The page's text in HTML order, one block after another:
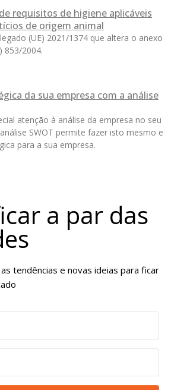
requisitos de higiene aplicáveis
de origem animal
(UE) 2021/1374 que altera o anexo
853/2004.
da sua empresa com a análise
atenção à análise da empresa no seu
SWOT permite fazer isto mesmo e
para a sua empresa.
a par das
tendências e novas ideias para ficar